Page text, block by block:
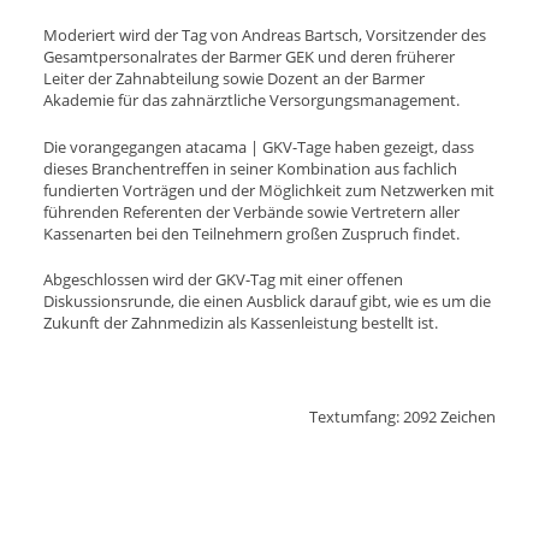
Moderiert wird der Tag von Andreas Bartsch, Vorsitzender des
Gesamtpersonalrates der Barmer GEK und deren früherer
Leiter der Zahnabteilung sowie Dozent an der Barmer
Akademie für das zahnärztliche Versorgungsmanagement.
Die vorangegangen atacama | GKV-Tage haben gezeigt, dass
dieses Branchentreffen in seiner Kombination aus fachlich
fundierten Vorträgen und der Möglichkeit zum Netzwerken mit
führenden Referenten der Verbände sowie Vertretern aller
Kassenarten bei den Teilnehmern großen Zuspruch findet.
Abgeschlossen wird der GKV-Tag mit einer offenen
Diskussionsrunde, die einen Ausblick darauf gibt, wie es um die
Zukunft der Zahnmedizin als Kassenleistung bestellt ist.
Textumfang: 2092 Zeichen